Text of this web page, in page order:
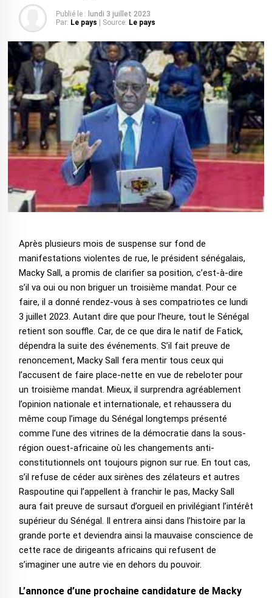
Publié le : lundi 3 juillet 2023
Par: Le pays | Source: Le pays
Après plusieurs mois de suspense sur fond de
manifestations violentes de rue, le président sénégalais,
Macky Sall, a promis de clarifier sa position, c’est-à-dire
s’il va oui ou non briguer un troisième mandat. Pour ce
faire, il a donné rendez-vous à ses compatriotes ce lundi
3 juillet 2023. Autant dire que pour l’heure, tout le Sénégal
retient son souffle. Car, de ce que dira le natif de Fatick,
dépendra la suite des événements. S’il fait preuve de
renoncement, Macky Sall fera mentir tous ceux qui
l’accusent de faire place-nette en vue de rebeloter pour
un troisième mandat. Mieux, il surprendra agréablement
l’opinion nationale et internationale, et rehaussera du
même coup l’image du Sénégal longtemps présenté
comme l’une des vitrines de la démocratie dans la sous-
région ouest-africaine où les changements anti-
constitutionnels ont toujours pignon sur rue. En tout cas,
s’il refuse de céder aux sirènes des zélateurs et autres
Raspoutine qui l’appellent à franchir le pas, Macky Sall
aura fait preuve de sursaut d’orgueil en privilégiant l’intérêt
supérieur du Sénégal. Il entrera ainsi dans l’histoire par la
grande porte et deviendra ainsi la mauvaise conscience de
cette race de dirigeants africains qui refusent de
s’imaginer une autre vie en dehors du pouvoir.
L’annonce d’une prochaine candidature de Macky